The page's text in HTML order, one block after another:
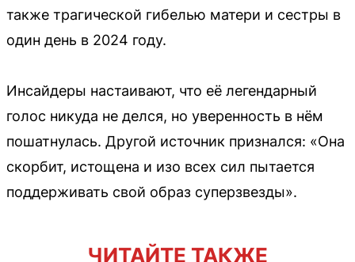
также трагической гибелью матери и сестры в
один день в 2024 году.
Инсайдеры настаивают, что её легендарный
голос никуда не делся, но уверенность в нём
пошатнулась. Другой источник признался: «Она
скорбит, истощена и изо всех сил пытается
поддерживать свой образ суперзвезды».
ЧИТАЙТЕ ТАКЖЕ